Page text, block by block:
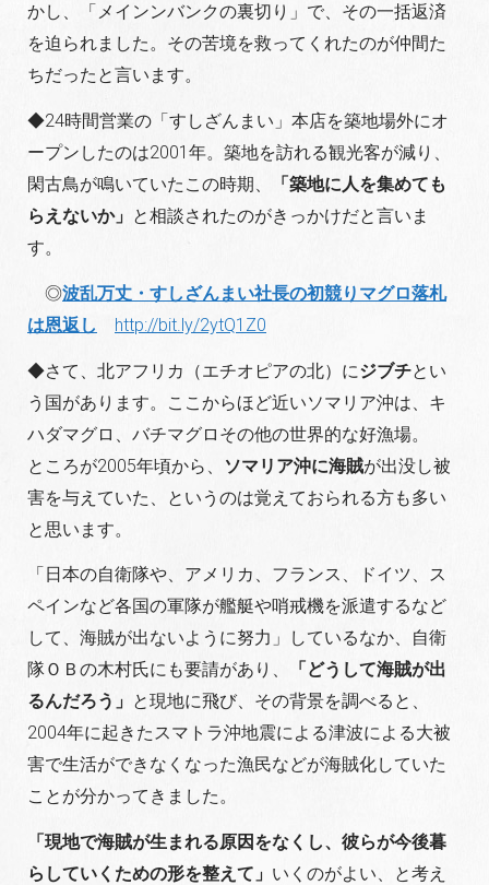
かし、「メインンバンクの裏切り」で、その一括返済
を迫られました。その苦境を救ってくれたのが仲間た
ちだったと言います。
◆24時間営業の「すしざんまい」本店を築地場外にオ
ープンしたのは2001年。築地を訪れる観光客が減り、
閑古鳥が鳴いていたこの時期、
「築地に人を集めても
らえないか」 と相談されたのがきっかけだと言いま
す。
◎波乱万丈・すしざんまい社長の初競りマグロ落札
は恩返し
http://bit.ly/2ytQ1Z0
◆さて、北アフリカ（エチオピアの北）にジブチとい
う国があります。ここからほど近いソマリア沖は、キ
ハダマグロ、バチマグロその他の世界的な好漁場。
ところが2005年頃から、
ソマリア沖に海賊が出没し被
害を与えていた、というのは覚えておられる方も多い
と思います。
「日本の自衛隊や、アメリカ、フランス、ドイツ、ス
ペインなど各国の軍隊が艦艇や哨戒機を派遣するなど
して、海賊が出ないように努力」しているなか、自衛
隊ＯＢの木村氏にも要請があり、
「どうして海賊が出
るんだろう」 と現地に飛び、その背景を調べると、
2004年に起きたスマトラ沖地震による津波による大被
害で生活ができなくなった漁民などが海賊化していた
ことが分かってきました。
「現地で海賊が生まれる原因をなくし、彼らが今後暮
らしていくための形を整えて」 いくのがよい、と考え